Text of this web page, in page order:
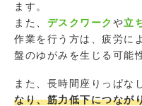
ます。
また、 デスクワーク や立
作業を行う方は、疲労に
盤のゆがみを生じる可能
また、長時間座りっぱな
なり、筋力低下につなが